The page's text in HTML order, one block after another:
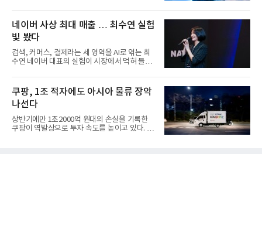
네이버 사상 최대 매출 … 최수연 실험
빛 봤다
검색, 커머스, 결제라는 세 영역을 AI로 엮는 최
수연 네이버 대표의 실험이 시장에서 먹혀 들어
쿠팡, 1조 적자에도 아시아 물류 장악
나선다
상반기에만 1조2000억 원대의 손실을 기록한
쿠팡이 역발상으로 투자 속도를 높이고 있다. 이